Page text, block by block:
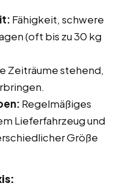
Fähigkeit, schwere
(oft bis zu 30 kg
Zeiträume stehend,
Regelmäßiges
Lieferfahrzeug und
Größe